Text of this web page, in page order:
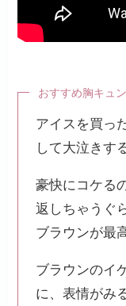
おすすめ胸キュ
アイスを買っ
して大泣きす
豪快にコケる
返しちゃうぐ
ブラウンが最
ブラウンのイ
に、表情がみ